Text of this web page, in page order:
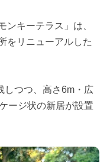
ンキーテラス」は、
をリニューアルした
しつつ、高さ6m・広
ージ状の新居が設置